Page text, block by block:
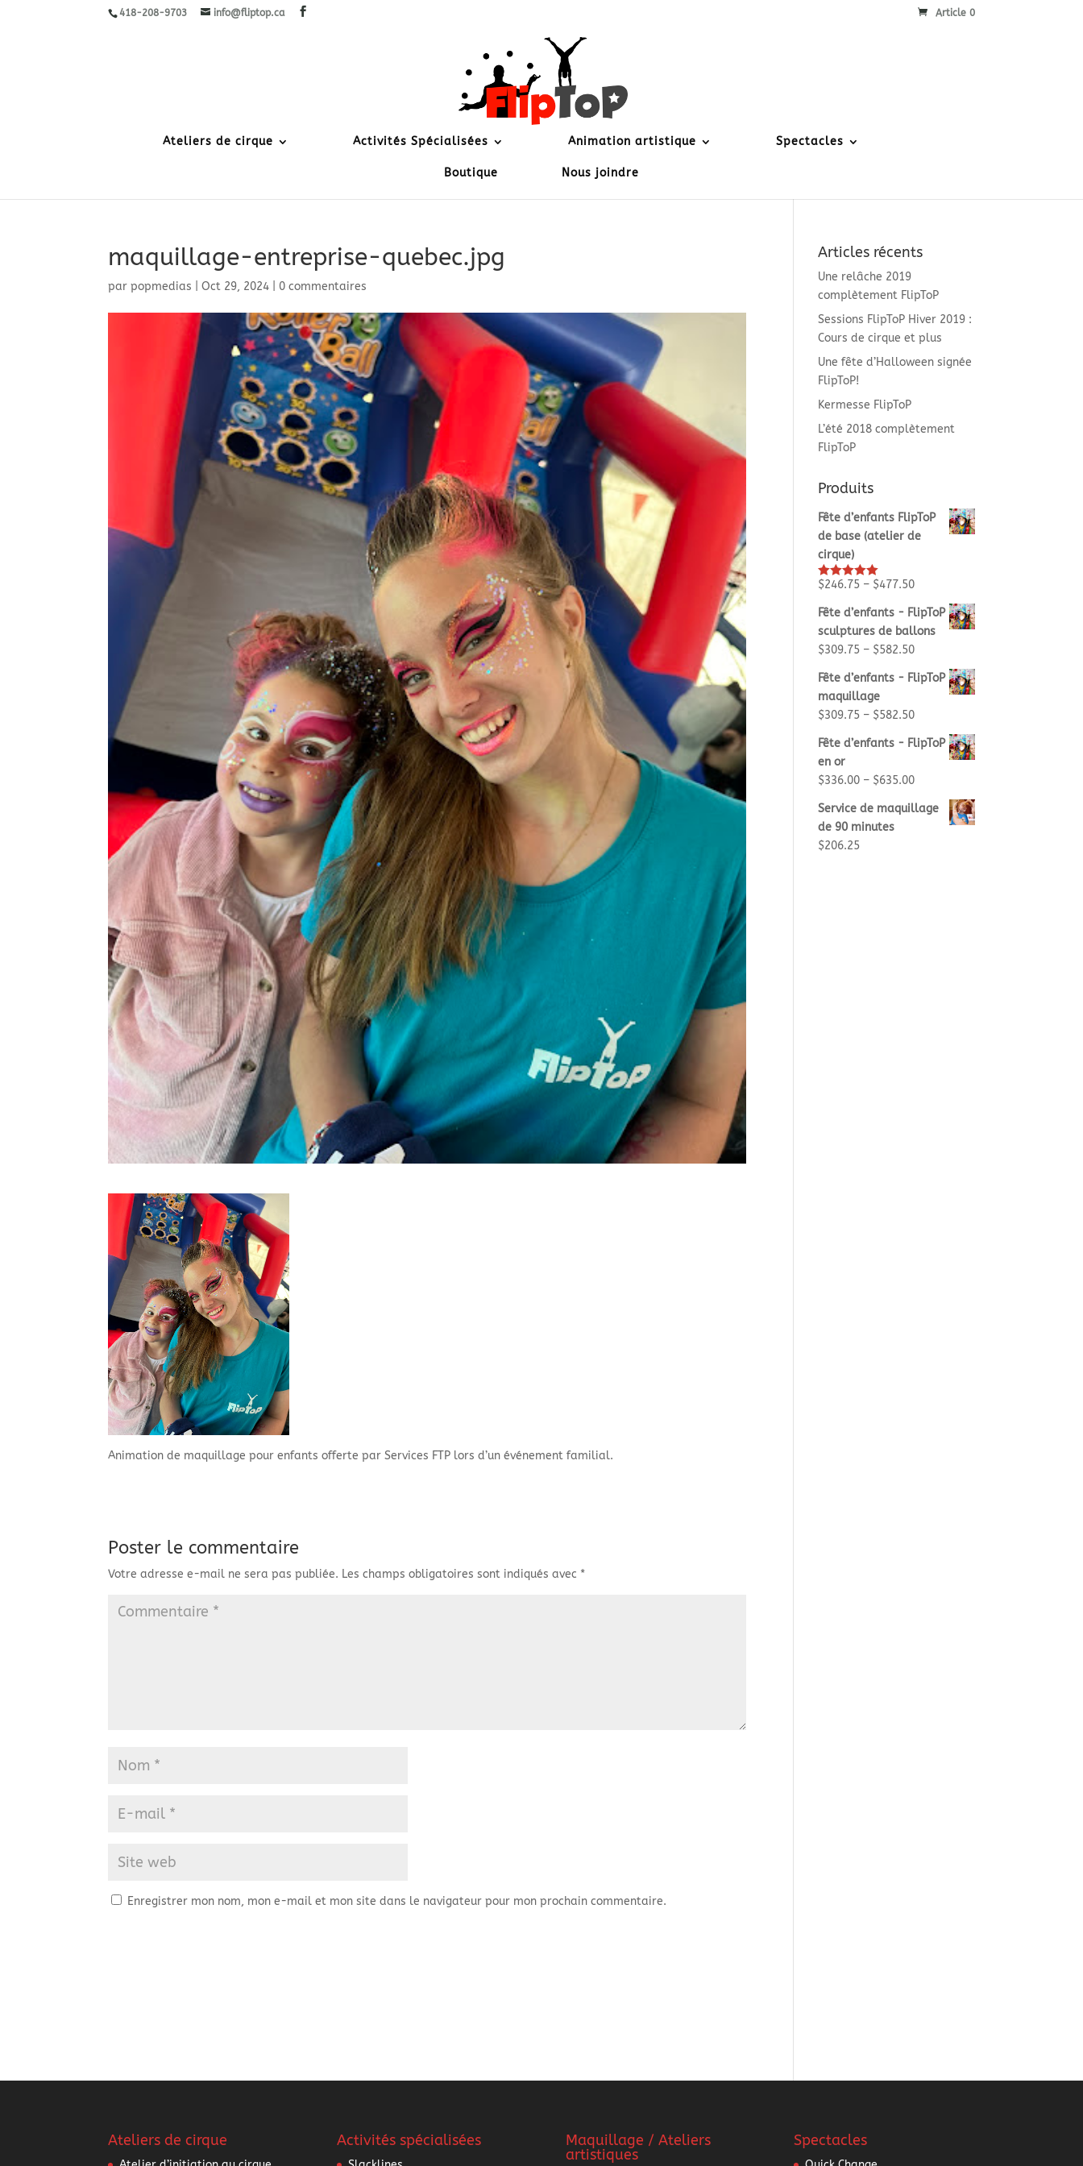
418-208-9703 info@fliptop.ca Article 0
Ateliers de cirque Activités Spécialisées Animation artistique Spectacles
Boutique Nous joindre
maquillage-entreprise-quebec.jpg
parpopmedias |Oct 29, 2024 0 commentaires
Animation de maquillage pour enfants offerte par Services FTP lors d’un événement familial.
Poster le commentaire
Votre adresse e-mail ne sera pas publiée. Les champs obligatoires sont indiqués avec *
Enregistrer mon nom, mon e-mail et mon site dans le navigateur pour mon prochain commentaire.
Articles récents
Une relâche 2019
complètement FlipToP
Sessions FlipToP Hiver 2019 :
Cours de cirque et plus
Une fête d’Halloween signée
FlipToP!
Kermesse FlipToP
L’été 2018 complètement
FlipToP
Produits
Fête d’enfants FlipToP
de base (atelier de
cirque)
Rated 5.00
$246.75 – $477.50
Fête d’enfants - FlipToP
sculptures de ballons
$309.75 – $582.50
Fête d’enfants - FlipToP
maquillage
$309.75 – $582.50
Fête d’enfants - FlipToP
en or
$336.00 – $635.00
Service de maquillage
de 90 minutes
$206.25
Ateliers de cirque Activités spécialisées
Maquillage / Ateliers
artistiques
Spectacles